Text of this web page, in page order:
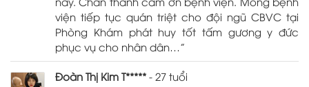
viện tiếp tục quán triệt cho đội ngũ CBVC tại
Phòng Khám phát huy tốt tấm gương y đức
phục vụ cho nhân dân…”
Đoàn Thị Kim T***** - 27 tuổi